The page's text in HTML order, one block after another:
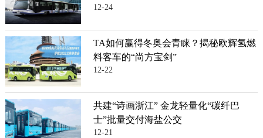
12-24
TA如何赢得冬奥会青睐？揭秘欧辉氢燃
料客车的“尚方宝剑”
12-22
共建“诗画浙江” 金龙轻量化“碳纤巴
士”批量交付海盐公交
12-21